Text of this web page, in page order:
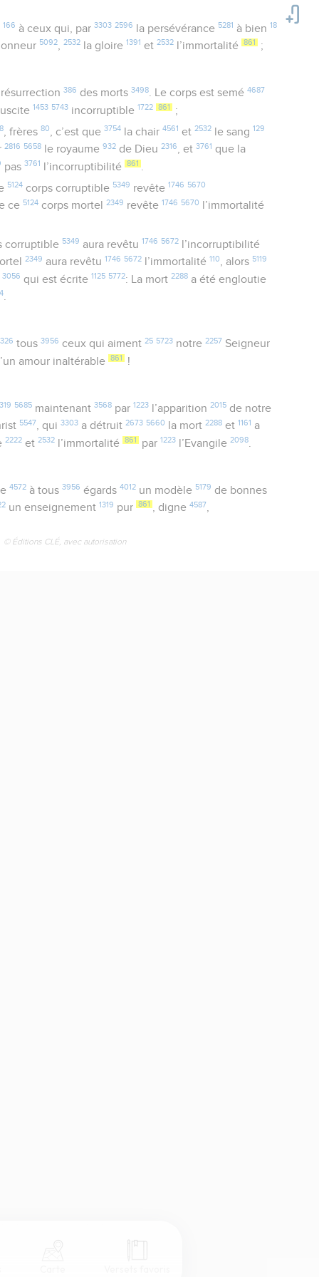
166 à ceux qui, par 3303 2596 la persévérance 5281 à bien 18
5092,2532 la gloire 1391 et2532 l’immortalité 861 ;
386 des morts 3498. Le corps est semé 4687
1453 5743 incorruptible 1722 861 ;
, frères 80, c’est que 3754la chair 4561 et 2532le sang 129
2816 5658 le royaume932 de Dieu2316, et3761 que la
pas3761 l’incorruptibilité 861
5124corps corruptible 5349 revête 1746 5670
ce 5124 corps mortel2349 revête 1746 5670 l’immortalité
corruptible 5349 aura revêtu 1746 5672l’incorruptibilité
2349 aura revêtu 1746 5672 l’immortalité 110, alors 5119
3056 qui est écrite 1125 5772: La mort2288 a été engloutie
.
tous 3956 ceux qui aiment 25 5723notre 2257 Seigneur
’un amour inaltérable 861 !
5685maintenant 3568par 1223l’apparition 2015de notre
5547, qui3303 a détruit2673 5660 la mort2288 et 1161 a
2222 et2532 l’immortalité 861 par 1223 l’Evangile2098
4572à tous 3956 égards 4012un modèle 5179 de bonnes
un enseignement 1319 pur 861 , digne4587,
© Éditions CLÉ, avec autorisation